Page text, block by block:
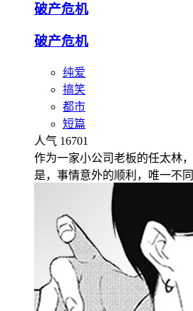
破产危机
破产危机
纯爱
搞笑
都市
短篇
人气 16701
作为一家小公司老板的任太林
是，事情意外的顺利，唯一不